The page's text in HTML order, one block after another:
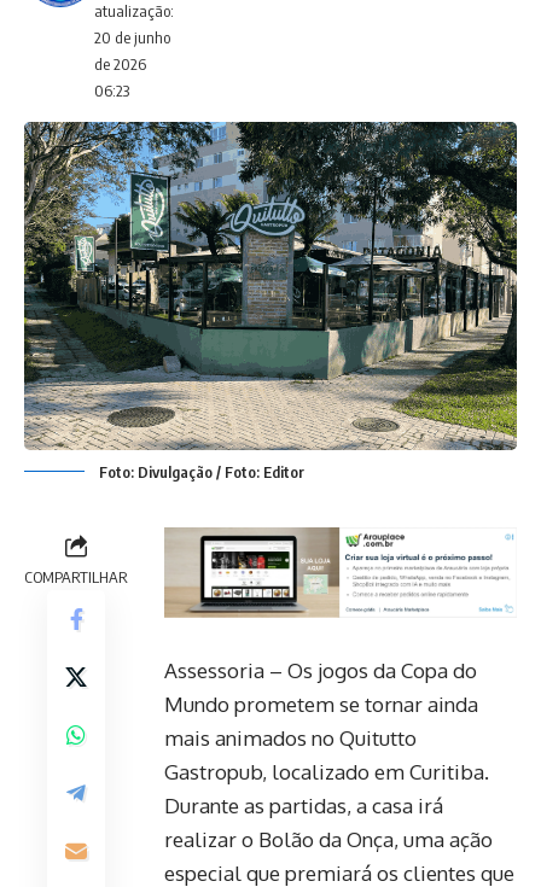
atualização:
20 de junho
de 2026
06:23
Foto: Divulgação / Foto: Editor
COMPARTILHAR
Assessoria – Os jogos da Copa do
Mundo prometem se tornar ainda
mais animados no Quitutto
Gastropub, localizado em Curitiba.
Durante as partidas, a casa irá
realizar o Bolão da Onça, uma ação
especial que premiará os clientes que